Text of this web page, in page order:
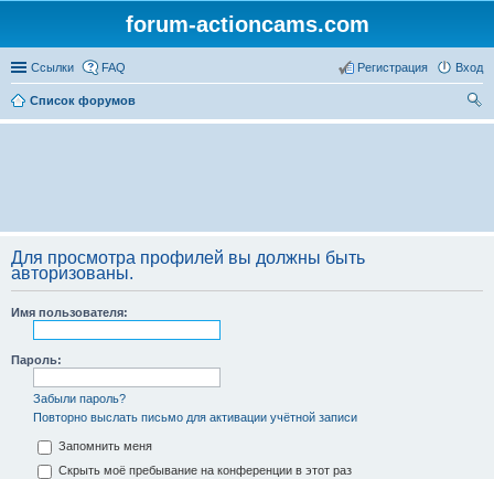
forum-actioncams.com
Ссылки FAQ Вход
Регистрация
Список форумов
ои
Для просмотра профилей вы должны быть
авторизованы.
Имя пользователя:
Пароль:
Забыли пароль?
Повторно выслать письмо для активации учётной записи
Запомнить меня
Скрыть моё пребывание на конференции в этот раз